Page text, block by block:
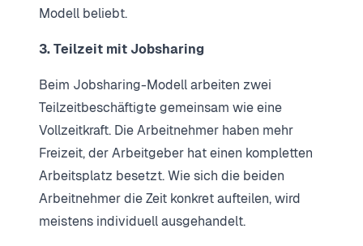
Modell beliebt.
3. Teilzeit mit Jobsharing
Beim Jobsharing-Modell arbeiten zwei
Teilzeitbeschäftigte gemeinsam wie eine
Vollzeitkraft. Die Arbeitnehmer haben mehr
Freizeit, der Arbeitgeber hat einen kompletten
Arbeitsplatz besetzt. Wie sich die beiden
Arbeitnehmer die Zeit konkret aufteilen, wird
meistens individuell ausgehandelt.